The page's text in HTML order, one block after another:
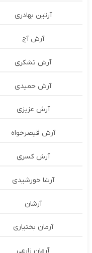
آرتین بهادری
آرش آج
آرش تشکری
آرش حمیدی
آرش عزیزی
آرش قیصرخواه
آرش کسری
آرشا خورشیدی
آرشان
آرمان بختیاری
آرمان زارعی